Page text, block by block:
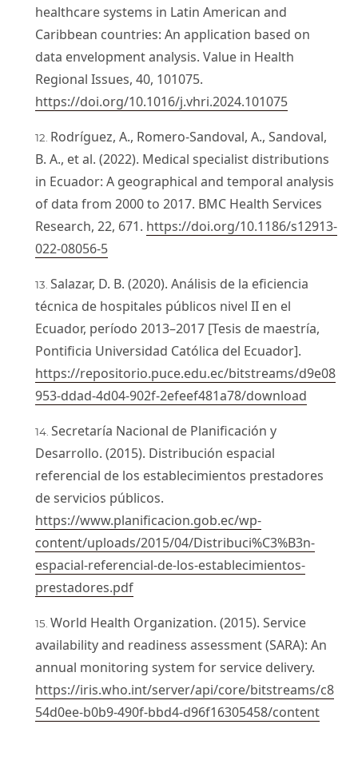
healthcare systems in Latin American and
Caribbean countries: An application based on
data envelopment analysis. Value in Health
Regional Issues, 40, 101075.
https://doi.org/10.1016/j.vhri.2024.101075
Rodríguez, A., Romero-Sandoval, A., Sandoval,
B. A., et al. (2022). Medical specialist distributions
in Ecuador: A geographical and temporal analysis
of data from 2000 to 2017. BMC Health Services
Research, 22, 671. https://doi.org/10.1186/s12913-
022-08056-5
Salazar, D. B. (2020). Análisis de la eficiencia
técnica de hospitales públicos nivel II en el
Ecuador, período 2013–2017 [Tesis de maestría,
Pontificia Universidad Católica del Ecuador].
https://repositorio.puce.edu.ec/bitstreams/d9e08
953-ddad-4d04-902f-2efeef481a78/download
Secretaría Nacional de Planificación y
Desarrollo. (2015). Distribución espacial
referencial de los establecimientos prestadores
de servicios públicos.
https://www.planificacion.gob.ec/wp-
content/uploads/2015/04/Distribuci%C3%B3n-
espacial-referencial-de-los-establecimientos-
prestadores.pdf
World Health Organization. (2015). Service
availability and readiness assessment (SARA): An
annual monitoring system for service delivery.
https://iris.who.int/server/api/core/bitstreams/c8
54d0ee-b0b9-490f-bbd4-d96f16305458/content